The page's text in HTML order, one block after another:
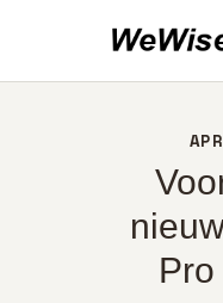
OVER
CONTACT
BELEID